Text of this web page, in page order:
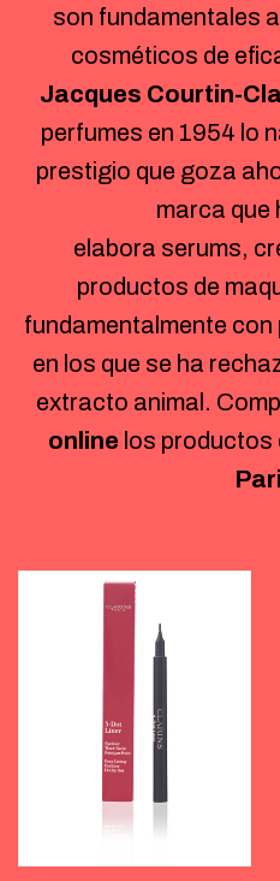
son fundamentales
cosméticos de
Jacques Courtin-
perfumes en 1954 lo
prestigio que goza
marca que
elabora serums,
productos de
fundamentalmente
en los que se ha
extracto animal.
online los productos